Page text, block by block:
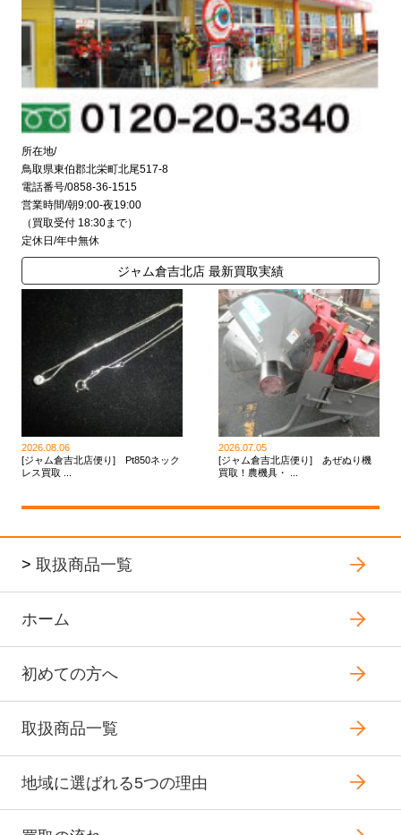
所在地/
鳥取県東伯郡北栄町北尾517-8
電話番号/0858-36-1515
営業時間/朝9:00-夜19:00
（買取受付 18:30まで）
定休日/年中無休
ジャム倉吉北店 最新買取実績
2026.08.06
[ジャム倉吉北店便り] Pt850ネック
レス買取 ...
2026.07.05
[ジャム倉吉北店便り] あぜぬり機
買取！農機具・ ...
> 取扱商品一覧
ホーム
初めての方へ
取扱商品一覧
地域に選ばれる5つの理由